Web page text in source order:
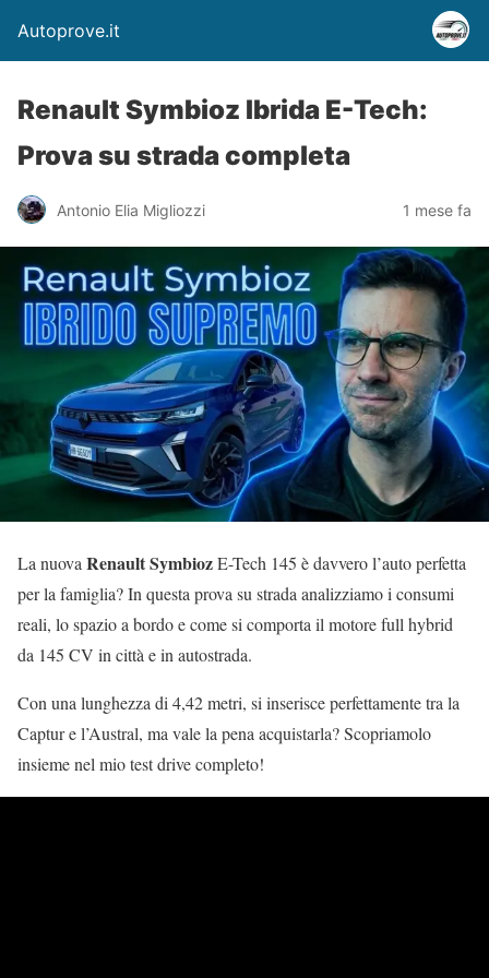
Autoprove.it
Renault Symbioz Ibrida E-Tech:
Prova su strada completa
Antonio Elia Migliozzi 1 mese fa
La nuovaRenault SymbiozE-Tech 145 è davvero l’auto perfetta
per la famiglia? In questa prova su strada analizziamo i consumi
reali, lo spazio a bordo e come si comporta il motore full hybrid
da 145 CV in città e in autostrada.
Con una lunghezza di 4,42 metri, si inserisce perfettamente tra la
Captur e l’Austral, ma vale la pena acquistarla? Scopriamolo
insieme nel mio test drive completo!